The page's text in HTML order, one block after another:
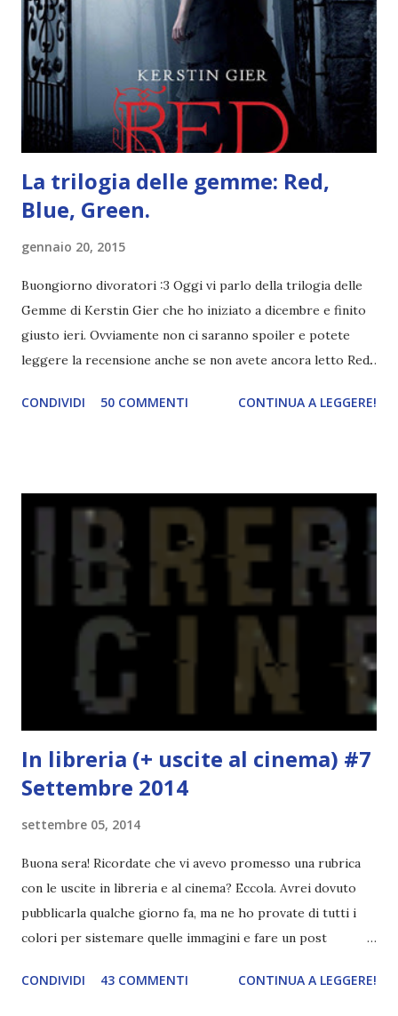
Trama: “Si chiama Michael Crist. È il fratello maggiore del
mio ragazzo ed è come quei film dell'orrore che guardi
coprendoti gli occhi. È bellissimo, forte, e assolutamente
terrificante. Non mi vede neppure. Ma io l'ho notato. L'ho
visto, l'ho sentito. Le cose che ha fatto, i misfatti ch...
La trilogia delle gemme: Red,
Blue, Green.
gennaio 20, 2015
Buongiorno divoratori :3 Oggi vi parlo della trilogia delle
Gemme di Kerstin Gier che ho iniziato a dicembre e finito
giusto ieri. Ovviamente non ci saranno spoiler e potete
leggere la recensione anche se non avete ancora letto Red.
Green sono state delle letture molto piacevoli ma non
potete capire le mie aspettative! Innanzitutto, se la Gier o
probabilmente lo avrei apprezzato molto di più. Red è
molto introduttivo, nel senso che in trecento pagine non
succede un bel niente. E non ha nemmeno un finale ._.
finisce esattamente nel bel mezzo della storia (anzi, quale
"mezzo" della storia? Questa storia ha praticamente solo
CONDIVIDI 50 COMMENTI CONTINUA A LEGGERE!
In libreria (+ uscite al cinema) #7
Settembre 2014
settembre 05, 2014
Buona sera! Ricordate che vi avevo promesso una rubrica
con le uscite in libreria e al cinema? Eccola. Avrei dovuto
pubblicarla qualche giorno fa, ma ne ho provate di tutti i
colori per sistemare quelle immagini e fare un post
leggere la trama cliccate sulla copertina. Vi ho segnalato
CONDIVIDI 43 COMMENTI CONTINUA A LEGGERE!